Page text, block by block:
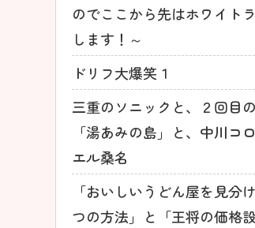
のでここから先はホワイト
します！～
ドリフ大爆笑１
三重のソニックと、２回目
「湯あみの島」と、中川コ
エル桑名
「おいしいうどん屋を見分
つの方法」と「王将の価格